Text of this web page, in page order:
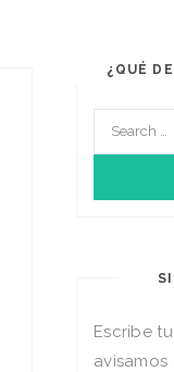
¿QUÉ
Escribe